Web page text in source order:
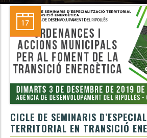
CICLE DE SEMINARIS
TERRITORIAL EN TRANSICIÓ